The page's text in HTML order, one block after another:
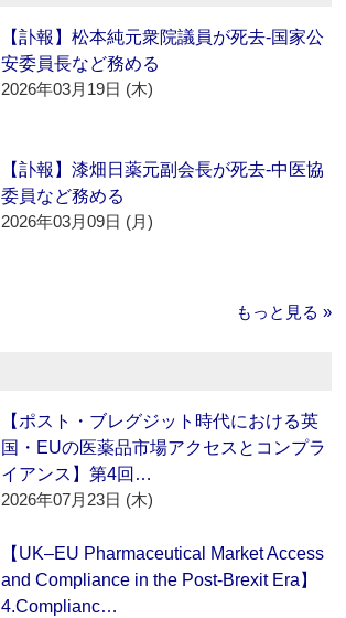
【訃報】松本純元衆院議員が死去‐国家公
安委員長など務める
2026年03月19日 (木)
【訃報】漆畑日薬元副会長が死去‐中医協
委員など務める
2026年03月09日 (月)
もっと見る »
【ポスト・ブレグジット時代における英
国・EUの医薬品市場アクセスとコンプラ
イアンス】第4回…
2026年07月23日 (木)
【UK–EU Pharmaceutical Market Access
and Compliance in the Post-Brexit Era】
4.Complianc…